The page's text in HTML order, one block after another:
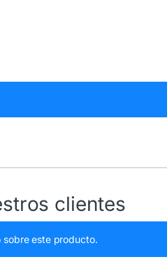
clientes
sobre este producto.